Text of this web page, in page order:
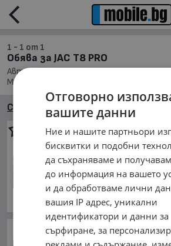
1 - 1 от 1
Обява за JAC T8 PRO
Автомобили и Джипове, JAC T8 PRO;
Марка/Модел/Цена
Сортиране
JAC T8 PRO2.4
27 098.47 €
53 000 лв.
Цената е без ДДС
януари 2025 г.,
обл. София, гр. София
При Башар
сирийското
Отговорно
вашите данни
Ние и нашите партньори
бисквитки и подобни
да съхраняваме и
до информация на вашето
и да обработваме лични
вашия IP адрес, уникални
идентификатори и данни за
сърфиране, за